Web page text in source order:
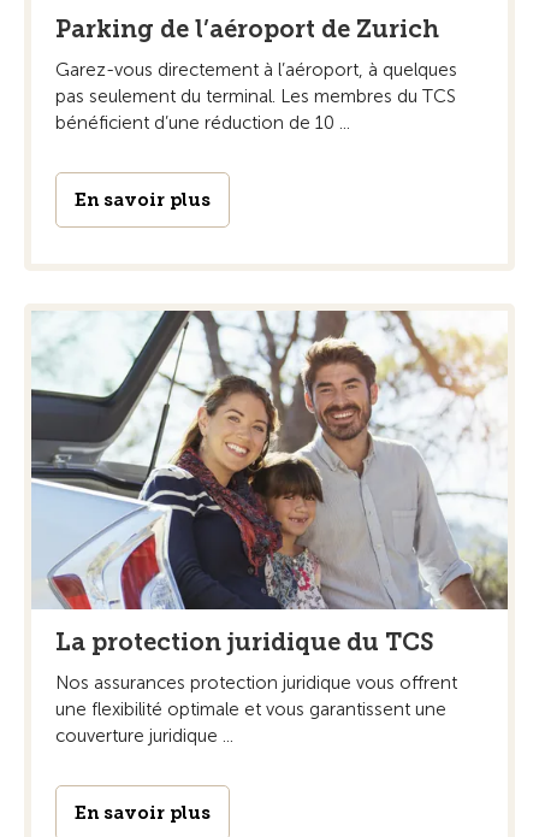
Parking de l’aéroport de Zurich
Garez-vous directement à l’aéroport, à quelques
pas seulement du terminal. Les membres du TCS
bénéficient d’une réduction de 10 ...
En savoir plus
La protection juridique du TCS
Nos assurances protection juridique vous offrent
une flexibilité optimale et vous garantissent une
couverture juridique ...
En savoir plus